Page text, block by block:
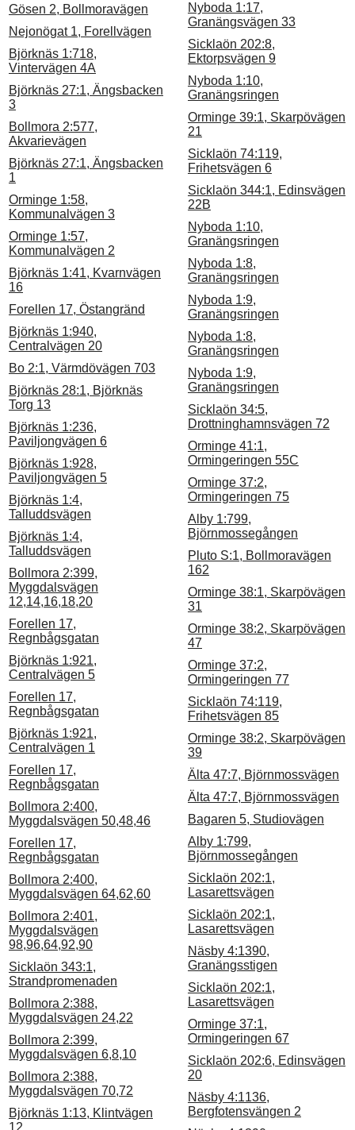
Gösen 2, Bollmoravägen
Nejonögat 1, Forellvägen
Björknäs 1:718,
Vintervägen 4A
Björknäs 27:1, Ängsbacken
3
Bollmora 2:577,
Akvarievägen
Björknäs 27:1, Ängsbacken
1
Orminge 1:58,
Kommunalvägen 3
Orminge 1:57,
Kommunalvägen 2
Björknäs 1:41, Kvarnvägen
16
Forellen 17, Östangränd
Björknäs 1:940,
Centralvägen 20
Bo 2:1, Värmdövägen 703
Björknäs 28:1, Björknäs
Torg 13
Björknäs 1:236,
Paviljongvägen 6
Björknäs 1:928,
Paviljongvägen 5
Björknäs 1:4,
Talluddsvägen
Björknäs 1:4,
Talluddsvägen
Bollmora 2:399,
Myggdalsvägen
12,14,16,18,20
Forellen 17,
Regnbågsgatan
Björknäs 1:921,
Centralvägen 5
Forellen 17,
Regnbågsgatan
Björknäs 1:921,
Centralvägen 1
Forellen 17,
Regnbågsgatan
Bollmora 2:400,
Myggdalsvägen 50,48,46
Forellen 17,
Regnbågsgatan
Bollmora 2:400,
Myggdalsvägen 64,62,60
Bollmora 2:401,
Myggdalsvägen
98,96,64,92,90
Sicklaön 343:1,
Strandpromenaden
Bollmora 2:388,
Myggdalsvägen 24,22
Bollmora 2:399,
Myggdalsvägen 6,8,10
Bollmora 2:388,
Myggdalsvägen 70,72
Björknäs 1:13, Klintvägen
Nyboda 1:17,
Granängsvägen 33
Sicklaön 202:8,
Ektorpsvägen 9
Nyboda 1:10,
Granängsringen
Orminge 39:1, Skarpövägen
21
Sicklaön 74:119,
Frihetsvägen 6
Sicklaön 344:1, Edinsvägen
22B
Nyboda 1:10,
Granängsringen
Nyboda 1:8,
Granängsringen
Nyboda 1:9,
Granängsringen
Nyboda 1:8,
Granängsringen
Nyboda 1:9,
Granängsringen
Sicklaön 34:5,
Drottninghamnsvägen 72
Orminge 41:1,
Ormingeringen 55C
Orminge 37:2,
Ormingeringen 75
Alby 1:799,
Björnmossegången
Pluto S:1, Bollmoravägen
162
Orminge 38:1, Skarpövägen
31
Orminge 38:2, Skarpövägen
47
Orminge 37:2,
Ormingeringen 77
Sicklaön 74:119,
Frihetsvägen 85
Orminge 38:2, Skarpövägen
39
Älta 47:7, Björnmossvägen
Älta 47:7, Björnmossvägen
Bagaren 5, Studiovägen
Alby 1:799,
Björnmossegången
Sicklaön 202:1,
Lasarettsvägen
Sicklaön 202:1,
Lasarettsvägen
Näsby 4:1390,
Granängsstigen
Sicklaön 202:1,
Lasarettsvägen
Orminge 37:1,
Ormingeringen 67
Sicklaön 202:6, Edinsvägen
20
Näsby 4:1136,
Bergfotensvängen 2